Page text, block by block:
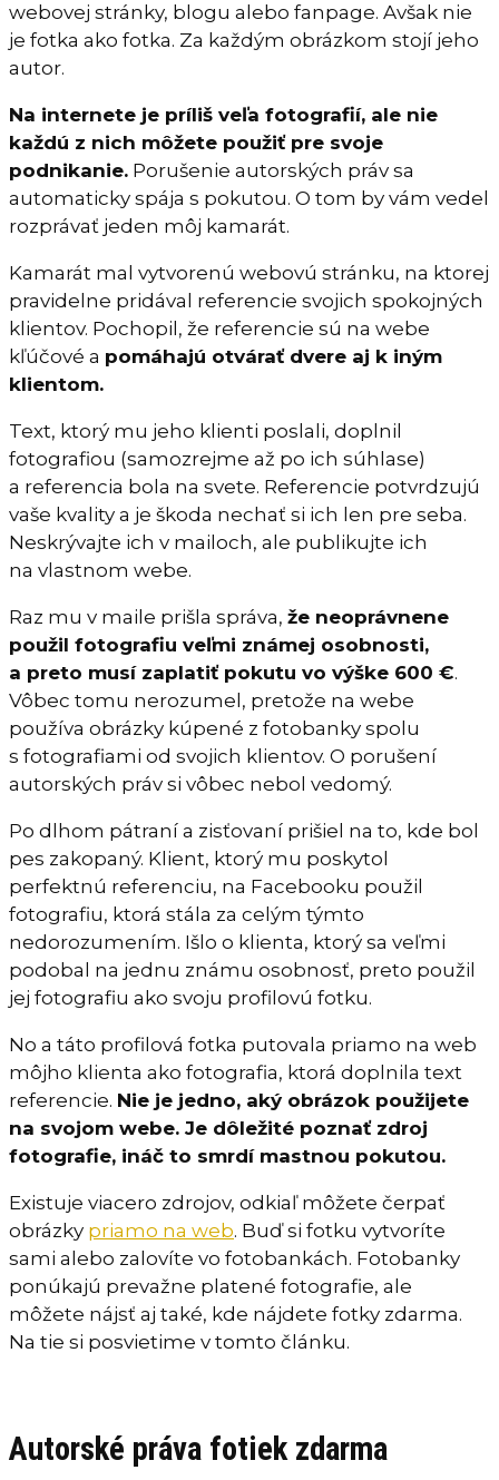
webovej stránky, blogu alebo fanpage. Avšak nie
je fotka ako fotka. Za každým obrázkom stojí jeho
autor.
Na internete je príliš veľa fotografií, ale nie
každú z nich môžete použiť pre svoje
podnikanie. Porušenie autorských práv sa
automaticky spája s pokutou. O tom by vám vedel
rozprávať jeden môj kamarát.
Kamarát mal vytvorenú webovú stránku, na ktorej
pravidelne pridával referencie svojich spokojných
klientov. Pochopil, že referencie sú na webe
kľúčové a pomáhajú otvárať dvere aj k iným
klientom.
Text, ktorý mu jeho klienti poslali, doplnil
fotografiou (samozrejme až po ich súhlase)
a referencia bola na svete. Referencie potvrdzujú
vaše kvality a je škoda nechať si ich len pre seba.
Neskrývajte ich v mailoch, ale publikujte ich
na vlastnom webe.
Raz mu v maile prišla správa, že neoprávnene
použil fotografiu veľmi známej osobnosti,
a preto musí zaplatiť pokutu vo výške 600 €.
Vôbec tomu nerozumel, pretože na webe
používa obrázky kúpené z fotobanky spolu
s fotografiami od svojich klientov. O porušení
autorských práv si vôbec nebol vedomý.
Po dlhom pátraní a zisťovaní prišiel na to, kde bol
pes zakopaný. Klient, ktorý mu poskytol
perfektnú referenciu, na Facebooku použil
fotografiu, ktorá stála za celým týmto
nedorozumením. Išlo o klienta, ktorý sa veľmi
podobal na jednu známu osobnosť, preto použil
jej fotografiu ako svoju profilovú fotku.
No a táto profilová fotka putovala priamo na web
môjho klienta ako fotografia, ktorá doplnila text
referencie. Nie je jedno, aký obrázok použijete
na svojom webe. Je dôležité poznať zdroj
fotografie, ináč to smrdí mastnou pokutou.
Existuje viacero zdrojov, odkiaľ môžete čerpať
obrázky priamo na web. Buď si fotku vytvoríte
sami alebo zalovíte vo fotobankách. Fotobanky
ponúkajú prevažne platené fotografie, ale
môžete nájsť aj také, kde nájdete fotky zdarma.
Na tie si posvietime v tomto článku.
Autorské práva fotiek zdarma